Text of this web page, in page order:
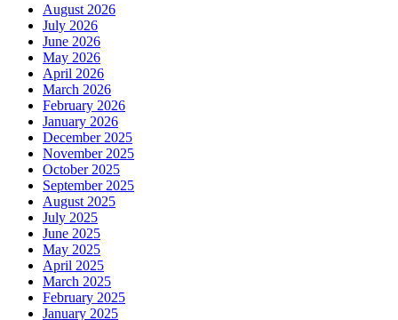
August 2026
July 2026
June 2026
May 2026
April 2026
March 2026
February 2026
January 2026
December 2025
November 2025
October 2025
September 2025
August 2025
July 2025
June 2025
May 2025
April 2025
March 2025
February 2025
January 2025